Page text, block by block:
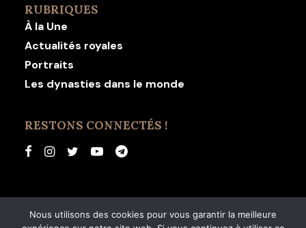
RUBRIQUES
À la Une
Actualités royales
Portraits
Les dynasties dans le monde
RESTONS CONNECTÉS !
Nous utilisons des cookies pour vous garantir la meilleure